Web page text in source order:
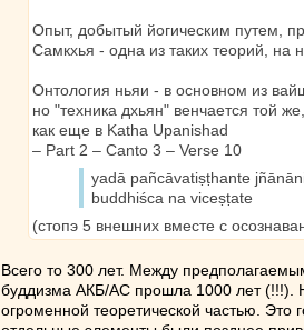
Опыт, добытый йогическим путем,
Самкхья - одна из таких теорий,
Онтология ньяи - в основном из
но "техника дхьян" венчается той же,
как еще в Katha Upanishad
– Part 2 – Canto 3 – Verse 10
yadā pañcāvatiṣṭhante
buddhiśca na viceṣṭate
(стопэ 5 внешних вместе с
Всего то 300 лет. Между
буддизма АКБ/АС прошла 1000 лет (!!!).
огроменной теоретической частью. Это